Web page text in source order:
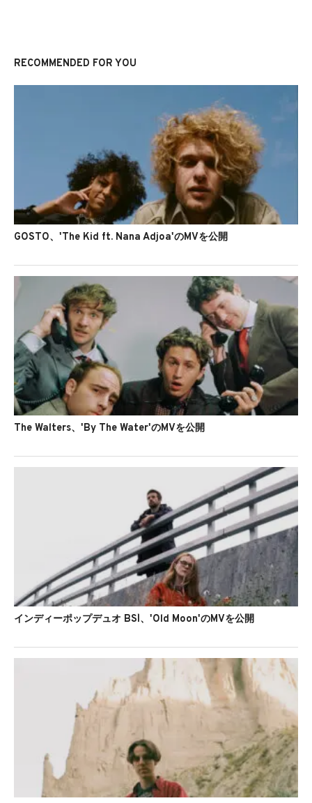
RECOMMENDED FOR YOU
GOSTO、'The Kid ft. Nana Adjoa'のMVを公開
The Walters、'By The Water'のMVを公開
インディーポップデュオ BSÍ、'Old Moon'のMVを公開